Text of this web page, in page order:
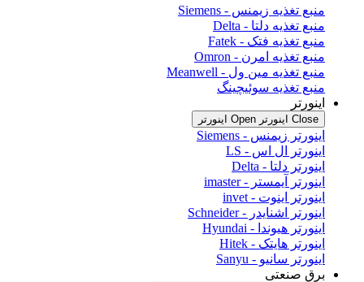
منبع تغذیه زیمنس - Siemens
منبع تغذیه دلتا - Delta
منبع تغذیه فتک - Fatek
منبع تغذیه امرن - Omron
منبع تغذیه مین ول - Meanwell
منبع تغذیه سوئیچینگ
اینورتر
Close اینورتر Open اینورتر
اینورتر زیمنس - Siemens
اینورتر ال اس - LS
اینورتر دلتا - Delta
اینورتر آیمستر - imaster
اینورتر اینوت - invet
اینورتر اشنایدر - Schneider
اینورتر هیوندا - Hyundai
اینورتر هایتک - Hitek
اینورتر سانیو - Sanyu
برق صنعتی